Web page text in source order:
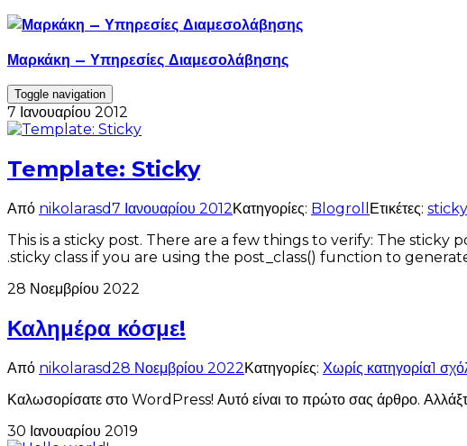
Skip
content
Μαρκάκη – Υπηρεσίες Διαμεσολάβησης
Toggle navigation
7 Ιανουαρίου 2012
Template: Sticky
Από nikolarasd7 Ιανουαρίου 2012Κατηγορίες: Blogroll Ετικέτες: sticky
This is a sticky post. There are a few things to verify: The
.sticky class if you are using the post_class() function to
28 Νοεμβρίου 2022
Καλημέρα κόσμε!
Από nikolarasd28 Νοεμβρίου 2022Κατηγορίες: Χωρίς κατηγορία1
Καλωσορίσατε στο WordPress! Αυτό είναι το πρώτο σας άρθρο.
30 Ιανουαρίου 2019